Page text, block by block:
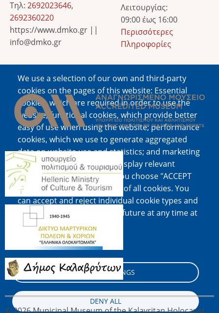
We use a selection of our own and third-party
cookies on the pages of this website: Essential
cookies, which are required in order to use the
website; functional cookies, which provide better
easy of use when using the website; performance
cookies, which we use to generate aggregated
data on website use and statistics; and marketing
cookies, which are used to display relevant
content and advertising. If you choose "ACCEPT
ALL", you consent to the use of all cookies. You
can accept and reject individual cookie types and
revoke your consent for the future at any time at
"Settings".
Cookie documentation
COOKIE SETTINGS
DENY ALL
Τηλ: 2692023646,
2692360220
https://www.dmko.gr ||
info@dmko.gr
Λειτουργίας:
09:00 έως 16:00
Περισσότερες
Πληροφορίες
Image
Image
Image
Image
© 2026 Municipal Museum of the Kalavritan Holocaust,